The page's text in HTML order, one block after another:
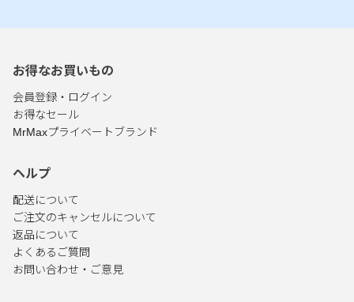
お得なお買いもの
会員登録・ログイン
お得なセール
MrMaxプライベートブランド
ヘルプ
配送について
ご注文のキャンセルについて
返品について
よくあるご質問
お問い合わせ・ご意見